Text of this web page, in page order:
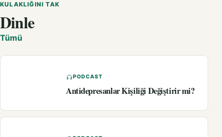
KULAKLIĞINI TAK
Dinle
Tümü
PODCAST
Antidepresanlar Kişiliği Değiştirir mi?